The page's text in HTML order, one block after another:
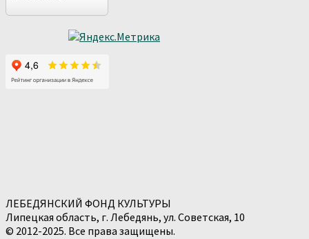
ЛЕБЕДЯНСКИЙ ФОНД КУЛЬТУРЫ
Липецкая область, г. Лебедянь, ул. Советская, 10
© 2012-2025. Все права защищены.